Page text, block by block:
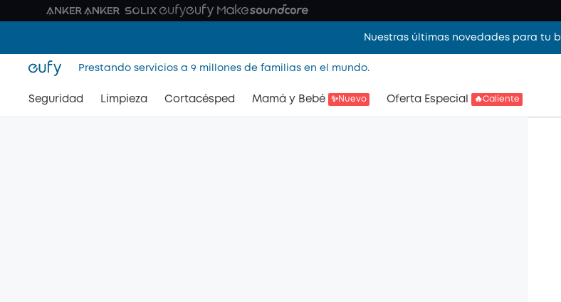
Nuestras últimas novedades para tu
Prestando servicios a 9 millones de familias en el mundo.
Seguridad Limpieza Cortacésped Mamá y Bebé ✨Nuevo Oferta Especial 🔥Caliente